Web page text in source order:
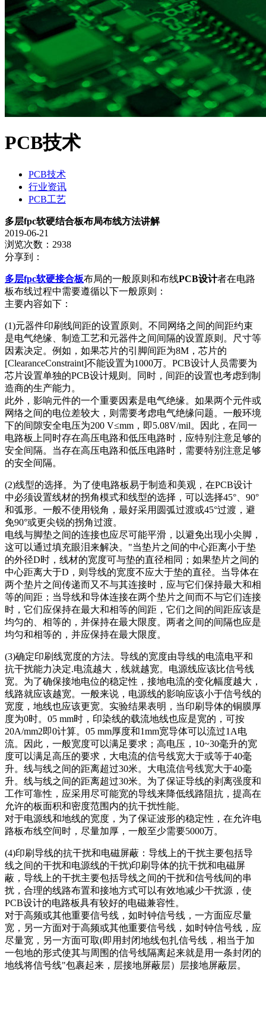
PCB技术
PCB技术
行业资讯
PCB工艺
多层fpc软硬结合板布局布线方法讲解
2019-06-21
浏览次数：2938
分享到：
多层fpc软硬接合板布局的一般原则和布线PCB设计者在电路
板布线过程中需要遵循以下一般原则：
主要内容如下：
(1)元器件印刷线间距的设置原则。不同网络之间的间距约束
是电气绝缘、制造工艺和元器件之间间隔的设置原则。尺寸等
因素决定。例如，如果芯片的引脚间距为8M，芯片的
[ClearanceConstraint]不能设置为1000万。PCB设计人员需要为
芯片设置单独的PCB设计规则。同时，间距的设置也考虑到制
造商的生产能力。
此外，影响元件的一个重要因素是电气绝缘。如果两个元件或
网络之间的电位差较大，则需要考虑电气绝缘问题。一般环境
下的间隙安全电压为200 V≤mm，即5.08V/mil。因此，在同一
电路板上同时存在高压电路和低压电路时，应特别注意足够的
安全间隔。当存在高压电路和低压电路时，需要特别注意足够
的安全间隔。
(2)线型的选择。为了使电路板易于制造和美观，在PCB设计
中必须设置线材的拐角模式和线型的选择，可以选择45°、90°
和弧形。一般不使用锐角，最好采用圆弧过渡或45°过渡，避
免90°或更尖锐的拐角过渡。
电线与脚垫之间的连接也应尽可能平滑，以避免出现小尖脚，
这可以通过填充眼泪来解决。"当垫片之间的中心距离小于垫
的外径D时，线材的宽度可与垫的直径相同；如果垫片之间的
中心距离大于D，则导线的宽度不应大于垫的直径。当导体在
两个垫片之间传递而又不与其连接时，应与它们保持最大和相
等的间距；当导线和导体连接在两个垫片之间而不与它们连接
时，它们应保持在最大和相等的间距，它们之间的间距应该是
均匀的、相等的，并保持在最大限度。两者之间的间隔也应是
均匀和相等的，并应保持在最大限度。
(3)确定印刷线宽度的方法。导线的宽度由导线的电流电平和
抗干扰能力决定.电流越大，线就越宽。电源线应该比信号线
宽。为了确保接地电位的稳定性，接地电流的变化幅度越大，
线路就应该越宽。一般来说，电源线的影响应该小于信号线的
宽度，地线也应该更宽。实验结果表明，当印刷导体的铜膜厚
度为0时。05 mm时，印染线的载流地线也应是宽的，可按
20A/mm2即0计算。05 mm厚度和1mm宽导体可以流过1A电
流。因此，一般宽度可以满足要求；高电压，10~30毫升的宽
度可以满足高压的要求，大电流的信号线宽大于或等于40毫
升。线与线之间的距离超过30米。大电流信号线宽大于40毫
升。线与线之间的距离超过30米。为了保证导线的剥离强度和
工作可靠性，应采用尽可能宽的导线来降低线路阻抗，提高在
允许的板面积和密度范围内的抗干扰性能。
对于电源线和地线的宽度，为了保证波形的稳定性，在允许电
路板布线空间时，尽量加厚，一般至少需要5000万。
(4)印刷导线的抗干扰和电磁屏蔽：导线上的干扰主要包括导
线之间的干扰和电源线的干扰)印刷导体的抗干扰和电磁屏
蔽，导线上的干扰主要包括导线之间的干扰和信号线间的串
扰，合理的线路布置和接地方式可以有效地减少干扰源，使
PCB设计的电路板具有较好的电磁兼容性。
对于高频或其他重要信号线，如时钟信号线，一方面应尽量
宽，另一方面对于高频或其他重要信号线，如时钟信号线，应
尽量宽，另一方面可取(即用封闭地线包扎信号线，相当于加
一包地的形式使其与周围的信号线隔离起来就是用一条封闭的
地线将信号线"包裹起来，层接地屏蔽层）层接地屏蔽层。